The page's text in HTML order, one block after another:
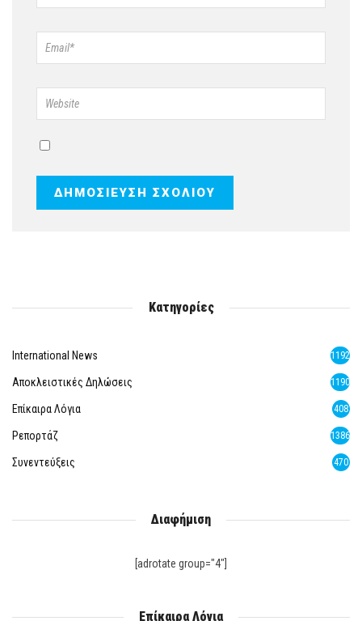
Κατηγορίες
International News 1192
Αποκλειστικές Δηλώσεις 1190
Επίκαιρα Λόγια 408
Ρεπορτάζ 1386
Συνεντεύξεις 470
Διαφήμιση
[adrotate group="4"]
Επίκαιρα Λόγια